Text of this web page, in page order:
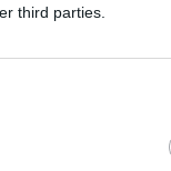
third parties.
μια
με το
από